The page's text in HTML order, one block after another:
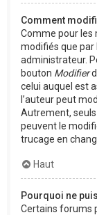
Comment
Comme pour les
modifiés que par
administrateur.
bouton Modifier
celui auquel est
l’auteur peut
Autrement,
peuvent le
trucage en
Haut
Pourquoi ne
Certains forums